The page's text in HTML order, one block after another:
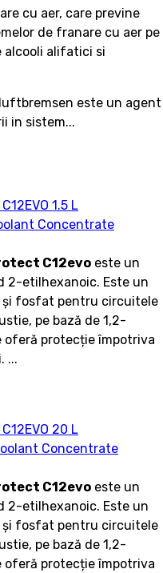
cu aer, care previne
de franare cu aer pe
alcooli alifatici si
este un agent
in sistem...
Concentrate
C12evo este un
2-etilhexanoic. Este un
și fosfat pentru circuitele
pe bază de 1,2-
oferă protecție împotriva
...
Concentrate
C12evo este un
2-etilhexanoic. Este un
și fosfat pentru circuitele
pe bază de 1,2-
oferă protecție împotriva